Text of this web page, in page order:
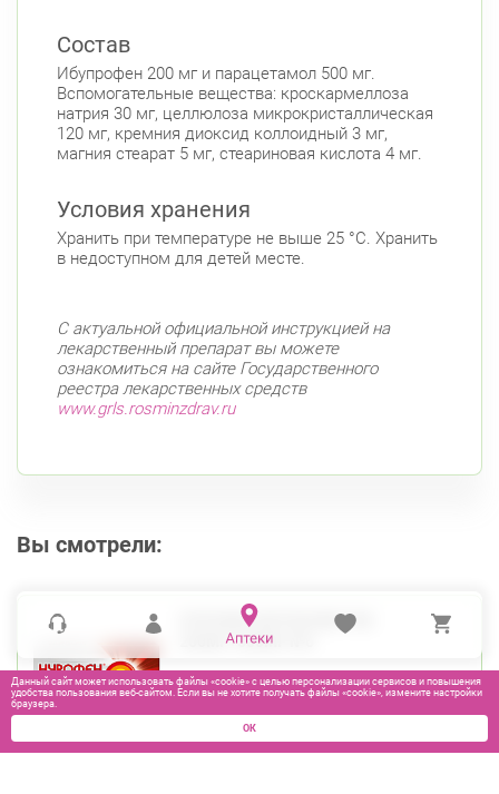
Состав
Ибупрофен 200 мг и парацетамол 500 мг.
Вспомогательные вещества: кроскармеллоза
натрия 30 мг, целлюлоза микрокристаллическая
120 мг, кремния диоксид коллоидный 3 мг,
магния стеарат 5 мг, стеариновая кислота 4 мг.
Условия хранения
Хранить при температуре не выше 25 °С. Хранить
в недоступном для детей месте.
С актуальной официальной инструкцией на
лекарственный препарат вы можете
ознакомиться на сайте Государственного
реестра лекарственных средств
www.grls.rosminzdrav.ru
Вы смотрели:
НУРОФЕН ИНТЕНСИВ ТАБ
200МГ+500МГ №6
380₽
Данный сайт может использовать файлы «cookie» с целью персонализации сервисов и повышения
удобства пользования веб-сайтом. Если вы не хотите получать файлы «cookie», измените настройки
браузера.
ОК